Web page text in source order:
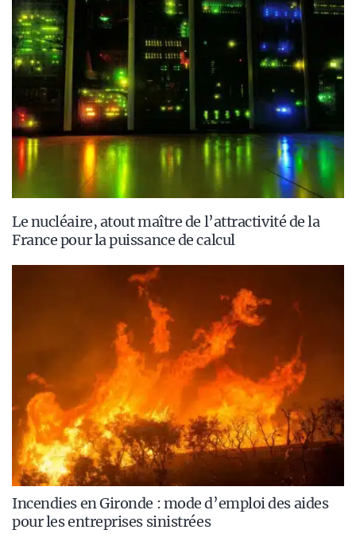
Le nucléaire, atout maître de l’attractivité de la
France pour la puissance de calcul
Incendies en Gironde : mode d’emploi des aides
pour les entreprises sinistrées